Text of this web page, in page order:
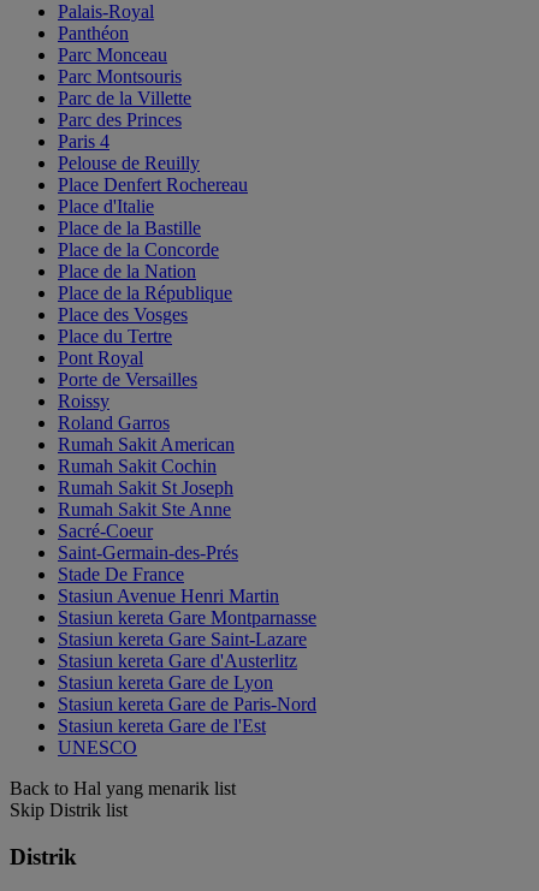
Palais-Royal
Panthéon
Parc Monceau
Parc Montsouris
Parc de la Villette
Parc des Princes
Paris 4
Pelouse de Reuilly
Place Denfert Rochereau
Place d'Italie
Place de la Bastille
Place de la Concorde
Place de la Nation
Place de la République
Place des Vosges
Place du Tertre
Pont Royal
Porte de Versailles
Roissy
Roland Garros
Rumah Sakit American
Rumah Sakit Cochin
Rumah Sakit St Joseph
Rumah Sakit Ste Anne
Sacré-Coeur
Saint-Germain-des-Prés
Stade De France
Stasiun Avenue Henri Martin
Stasiun kereta Gare Montparnasse
Stasiun kereta Gare Saint-Lazare
Stasiun kereta Gare d'Austerlitz
Stasiun kereta Gare de Lyon
Stasiun kereta Gare de Paris-Nord
Stasiun kereta Gare de l'Est
UNESCO
Back to Hal yang menarik list
Skip Distrik list
Distrik